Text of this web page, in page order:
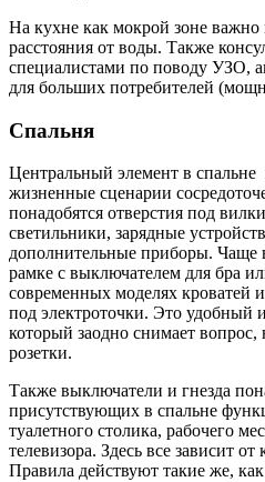
На кухне как мокрой зоне
расстояния от воды. Также
специалистами по поводу УЗО,
для больших потребителей
Спальня
Центральный элемент в спальне
жизненные сценарии
понадобятся отверстия под
светильники, зарядные
дополнительные приборы. Чаще
рамке с выключателем для бра
современных моделях кроватей
под электроточки. Это удобный
который заодно снимает вопрос,
розетки.
Также выключатели и гнезда
присутствующих в спальне
туалетного столика, рабочего
телевизора. Здесь все зависит
Правила действуют такие же,